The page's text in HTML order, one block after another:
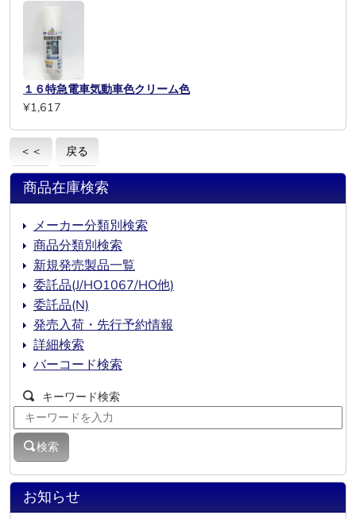
１６特急電車気動車色クリーム色
¥1,617
＜＜ 戻る
お知らせ
商品在庫検索
メーカー分類別検索
商品分類別検索
新規発売製品一覧
委託品(J/HO1067/HO他)
委託品(N)
発売入荷・先行予約情報
詳細検索
バーコード検索
キーワード検索
検索